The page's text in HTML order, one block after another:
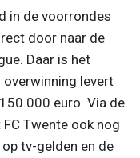
in de voorrondes
door naar de
Daar is het
levert
euro. Via de
Twente ook nog
tv-gelden en de